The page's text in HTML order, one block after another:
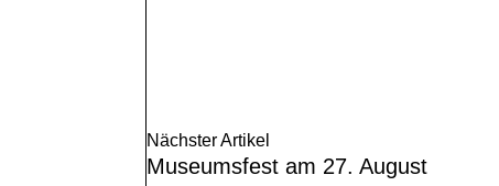
Nächster Artikel
Museumsfest am 27. August